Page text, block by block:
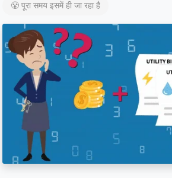
😤 पूरा समय इसमें ही जा रहा है